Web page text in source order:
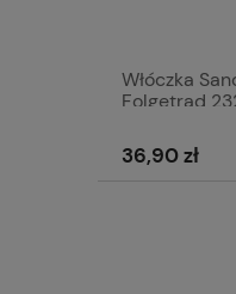
Włóczka
Folgetrad
36,90 zł